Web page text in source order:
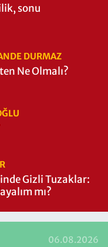
sonu
DURMAZ
Ne Olmalı?
Gizli Tuzaklar:
mı?
06.08.2026